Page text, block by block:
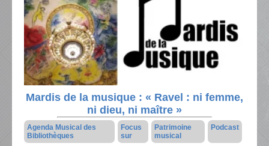
Mardis de la musique : « Ravel : ni femme,
ni dieu, ni maître »
Agenda Musical des
Bibliothèques
Focus
sur
Patrimoine
musical
Podcast